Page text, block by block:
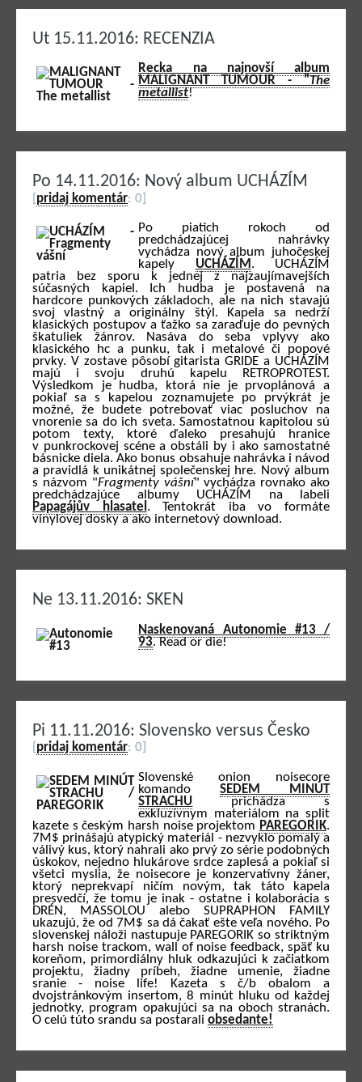
Ut 15.11.2016: RECENZIA
Recka na najnovší album
MALIGNANT TUMOUR - "The
metallist!
Po 14.11.2016: Nový album UCHÁZÍM
pridaj komentár: 0]
Po piatich rokoch od
predchádzajúcej nahrávky
vychádza nový album juhočeskej
kapely UCHÁZÍM . UCHÁZÍM
patria bez sporu k jednej z najzaujímavejších
súčasných kapiel. Ich hudba je postavená na
hardcore punkových základoch, ale na nich stavajú
svoj vlastný a originálny štýl. Kapela sa nedrží
klasických postupov a ťažko sa zaraďuje do pevných
škatuliek žánrov. Nasáva do seba vplyvy ako
klasického hc a punku, tak i metalové či popové
prvky. V zostave pôsobí gitarista GRIDE a UCHÁZÍM
majú i svoju druhú kapelu RETROPROTEST.
Výsledkom je hudba, ktorá nie je prvoplánová a
pokiaľ sa s kapelou zoznamujete po prvýkrát je
možné, že budete potrebovať viac posluchov na
vnorenie sa do ich sveta. Samostatnou kapitolou sú
potom texty, ktoré ďaleko presahujú hranice
v punkrockovej scéne a obstáli by i ako samostatné
básnicke diela. Ako bonus obsahuje nahrávka i návod
a pravidlá k unikátnej společenskej hre. Nový album
s názvom "Fragmenty vášní" vychádza rovnako ako
predchádzajúce albumy UCHÁZÍM na labeli
Papagájův hlasatel . Tentokrát iba vo formáte
vinylovej dosky a ako internetový download.
Ne 13.11.2016: SKEN
Naskenovaná Autonomie #13 /
93. Read or die!
Pi 11.11.2016: Slovensko versus Česko
pridaj komentár: 0]
Slovenské onion noisecore
komandoSEDEM MINÚT
STRACHU prichádza s
exkluzívnym materiálom na split
kazete s českým harsh noise projektom PAREGORIK.
7M$ prinášajú atypický materiál - nezvyklo pomalý a
válivý kus, ktorý nahrali ako prvý zo série podobných
úskokov, nejedno hlukárove srdce zaplesá a pokiaľ si
všetci myslia, že noisecore je konzervatívny žáner,
ktorý neprekvapí ničím novým, tak táto kapela
presvedčí, že tomu je inak - ostatne i kolaborácia s
DRÉN, MASSOLOU alebo SUPRAPHON FAMILY
ukazujú, že od 7M$ sa dá čakať ešte veľa nového. Po
slovenskej náloži nastupuje PAREGORIK so striktným
harsh noise trackom, wall of noise feedback, späť ku
koreňom, primordiálny hluk odkazujúci k začiatkom
projektu, žiadny príbeh, žiadne umenie, žiadne
sranie - noise life! Kazeta s č/b obalom a
dvojstránkovým insertom, 8 minút hluku od každej
jednotky, program opakujúci sa na oboch stranách.
O celú túto srandu sa postarali obsedante!